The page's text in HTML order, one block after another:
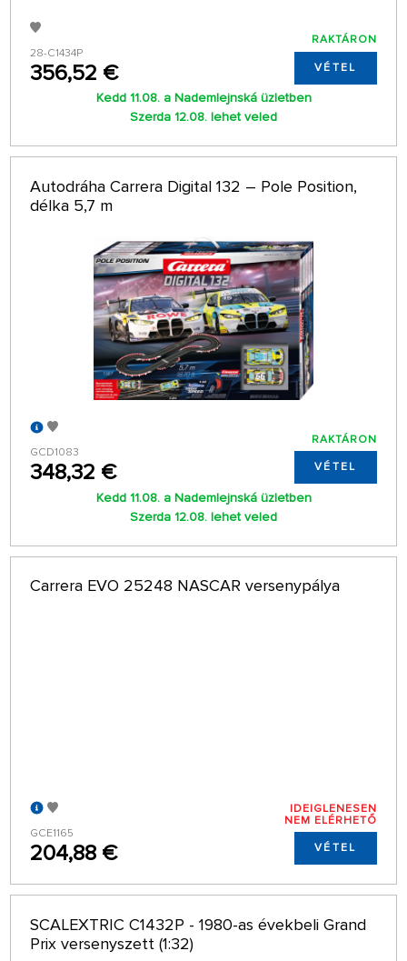
28-C1434P
356,52 €
RAKTÁRON
VÉTEL
Kedd 11.08. a Nademlejnská üzletben
Szerda 12.08. lehet veled
Autodráha Carrera Digital 132 – Pole Position,
délka 5,7 m
GCD1083
348,32 €
RAKTÁRON
VÉTEL
Kedd 11.08. a Nademlejnská üzletben
Szerda 12.08. lehet veled
Carrera EVO 25248 NASCAR versenypálya
GCE1165
204,88 €
IDEIGLENESEN
NEM ELÉRHETŐ
VÉTEL
SCALEXTRIC C1432P - 1980-as évekbeli Grand
Prix versenyszett (1:32)